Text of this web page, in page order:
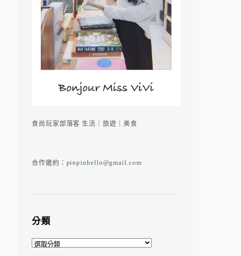
食尚玩家部落客 生活｜旅遊｜美食
合作邀約：pinpinhello@gmail.com
分類
分